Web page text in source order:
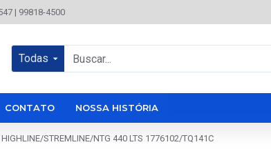
| 99818-4500
Todas
CONTATO NOSSA HISTÓRIA
STREMLINE/NTG 440 LTS 1776102/TQ141C